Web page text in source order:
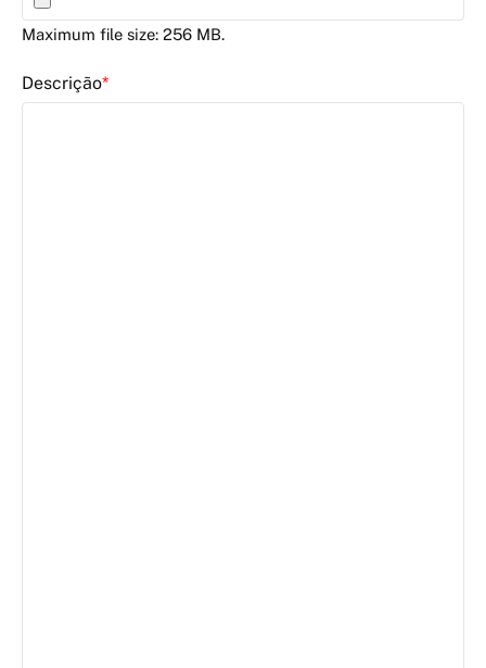
Maximum file size: 256 MB.
Descrição*